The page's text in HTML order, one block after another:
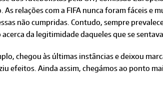
relações com a FIFA nunca foram fáceis e
não cumpridas. Contudo, sempre
da legitimidade daqueles que se
chegou às últimas instâncias e deixou
efeitos. Ainda assim, chegámos ao ponto